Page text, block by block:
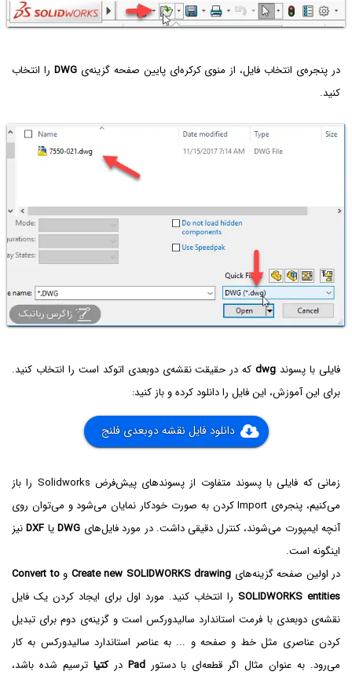
در پنجره‌ی انتخاب فایل، از منوی کرکره‌ای پایین صفحه گزینه‌یDWG را انتخاب
کنید.
فایلی با پسوند dwgکه در حقیقت نقشه‌ی دو‌بعدی اتوکد است را انتخاب کنید.
برای این آموزش، این فایل را دانلود کرده و باز کنید:
دانلود فایل نقشه دوبعدی فلنج
زمانی که فایلی با پسوند متفاوت از پسوندهای پیش‌فرض Solidworks‌ را باز
می‌کنیم، پنجره‌ی Import کردن به صورت خودکار نمایان می‌شود و می‌توان روی
آنچه ایمپورت می‌شوند، کنترل دقیقی داشت. در مورد فایل‌های DWGیا DXFنیز
اینگونه است.
در اولین صفحه گزینه‌‌های Create new SOLIDWORKS drawing وConvert to
SOLIDWORKS entities را انتخاب کنید. مورد اول برای ایجاد کردن یک فایل
نقشه‌ی دو‌بعدی با فرمت استاندارد سالیدورکس است و گزینه‌ی دوم برای تبدیل
کردن عناصری مثل خط و صفحه و ... به عناصر استاندارد سالیدورکس به کار
می‌رود. به عنوان مثال اگر قطعه‌ای با دستورPad درکتیا ترسیم شده باشد،